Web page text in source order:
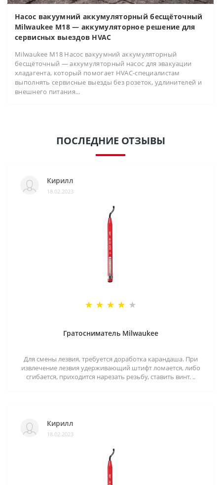
Насос вакуумний аккумуляторный бесщёточный
Milwaukee M18 — аккумуляторное решение для
сервисных выездов HVAC
Milwaukee M18 Насос вакуумний аккумуляторный
бесщёточный — аккумуляторный насос для эвакуации
хладагента, который помогает HVAC-специалистам
выполнять сервисные выезды без розеток, удлинителей и
внешнего питания...
ПОСЛЕДНИЕ ОТЗЫВЫ
Кирилл
18.02.2023
Гратосниматель Milwaukee
Для смены лезвия, требуется доработка карандаша. При
извлечение лезвия удерживающий штифт ломается, либо
сгибается, приходится нарезать резьбу, ставить винт. ..
Кирилл
18.02.2023